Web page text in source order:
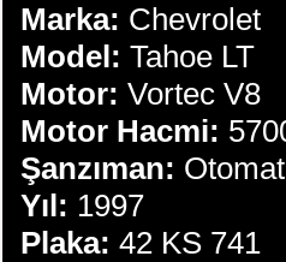
Marka: Chevrolet
Model: Tahoe LT
Motor: Vortec V8
Motor Hacmi:
Şanzıman:
Yıl: 1997
Plaka: 42 KS 741